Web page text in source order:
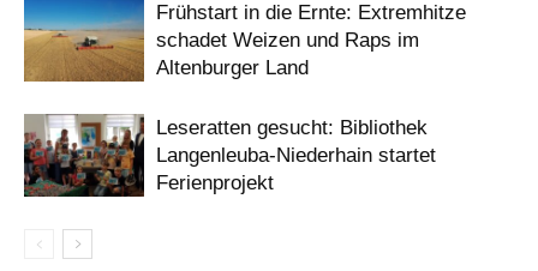
Frühstart in die Ernte: Extremhitze
schadet Weizen und Raps im
Altenburger Land
Leseratten gesucht: Bibliothek
Langenleuba-Niederhain startet
Ferienprojekt